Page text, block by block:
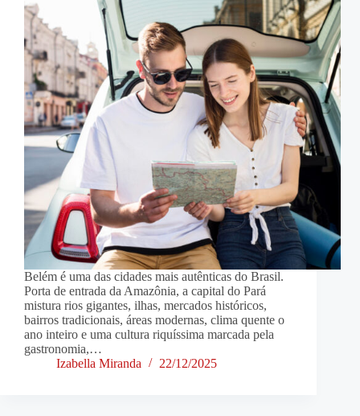
Belém é uma das cidades mais autênticas do Brasil.
Porta de entrada da Amazônia, a capital do Pará
mistura rios gigantes, ilhas, mercados históricos,
bairros tradicionais, áreas modernas, clima quente o
ano inteiro e uma cultura riquíssima marcada pela
gastronomia,…
Izabella Miranda
22/12/2025